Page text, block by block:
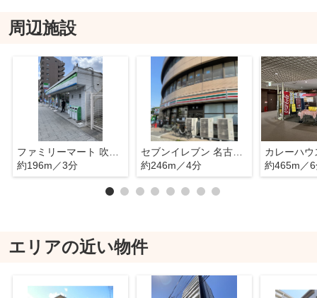
周辺施設
約196m／3分
セブンイレブン 名古屋吹上駅前店
約246m／4分
約465m／
エリアの近い物件